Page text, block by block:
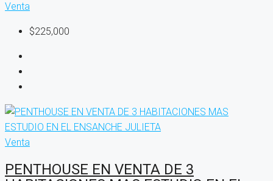
Venta
$225,000
Venta
PENTHOUSE EN VENTA DE 3